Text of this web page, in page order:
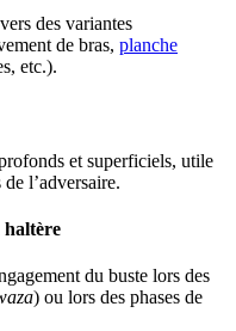
des variantes
de bras, planche
etc.).
et superficiels, utile
l’adversaire.
haltère
du buste lors des
) ou lors des phases de